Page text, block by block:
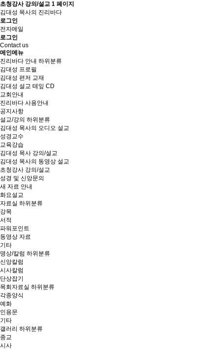
초청강사 강의/설교 1 페이지
김대성 목사의 진리바다
로그인
전자메일
로그인
Contact us
메인메뉴
진리바다 안내 하위분류
김대성 프로필
김대성 편저 교재
김대성 설교 테잎 CD
교회안내
진리바다 사용안내
공지사항
설교/강의 하위분류
김대성 목사의 오디오 설교
성경교수
교육강습
김대성 목사 강의/설교
김대성 목사의 동영상 설교
초청강사 강의/설교
성경 및 신앙문의
새 자료 안내
화요설교
자료실 하위분류
강목
서적
파워포인트
동영상 자료
기타
명상/칼럼 하위분류
신앙칼럼
시사칼럼
단상잡기
목회자료실 하위분류
각종양식
예화
인용문
기타
갤러리 하위분류
종교
시사